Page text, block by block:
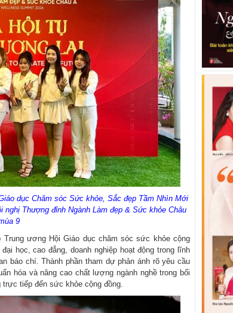
dục Chăm sóc Sức khỏe, Sắc đẹp Tầm Nhìn Mới
Thượng đỉnh Ngành Làm đẹp & Sức khỏe Châu
9
ương Hội Giáo dục chăm sóc sức khỏe cộng
học, cao đẳng, doanh nghiệp hoạt động trong lĩnh
báo chí. Thành phần tham dự phản ánh rõ yêu cầu
hóa và nâng cao chất lượng ngành nghề trong bối
tiếp đến sức khỏe cộng đồng.